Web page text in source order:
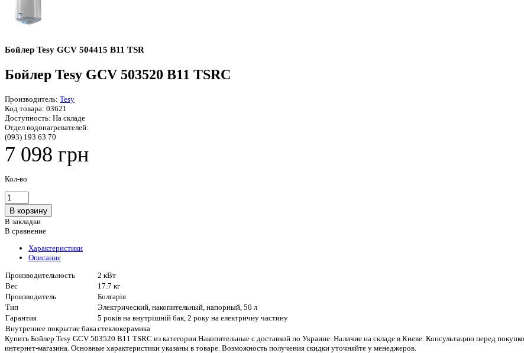
Бойлер Tesy GCV 504415 B11 TSR
Бойлер Tesy GCV 503520 B11 TSRC
Производитель: Tesy
Код товара: 03621
Доступность: На складе
Отдел водонагревателей:
(093) 193 63 70
7 098 грн
Кол-во
В закладки
В сравнение
Характеристики
Описание
Производительность
2 кВт
Вес
17.7 кг
Производитель
Болгарія
Тип
Электрический, накопительный, напорный, 50 л
Гарантия
5 років на внутрішній бак, 2 року на електричну частину
Внутреннее покрытие бака стеклокерамика
Купить Бойлер Tesy GCV 503520 B11 TSRC из категории Накопительные с доставкой по Украине. Наличие на складе в Киеве. Консультацию перед
интернет-магазина. Основные характеристики указаны в товаре. Возможность получения скидки уточняйте у менеджеров.